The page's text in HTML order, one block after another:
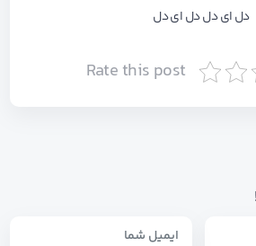
دل ای دل دل ای دل
Rate this post